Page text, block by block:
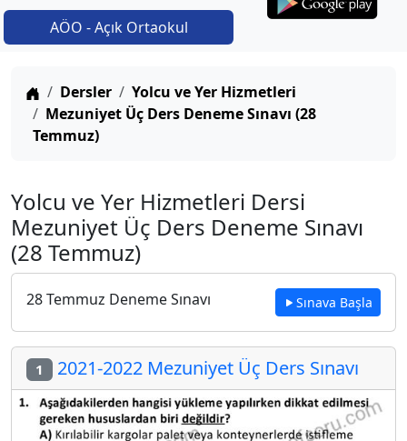
AÖO - Açık Ortaokul
Anasayfa
Dersler
Yolcu ve Yer Hizmetleri
Mezuniyet Üç Ders Deneme Sınavı (28
Temmuz)
Yolcu ve Yer Hizmetleri Dersi
Mezuniyet Üç Ders Deneme Sınavı
(28 Temmuz)
28 Temmuz Deneme Sınavı Sınava Başla
1 2021-2022 Mezuniyet Üç Ders Sınavı